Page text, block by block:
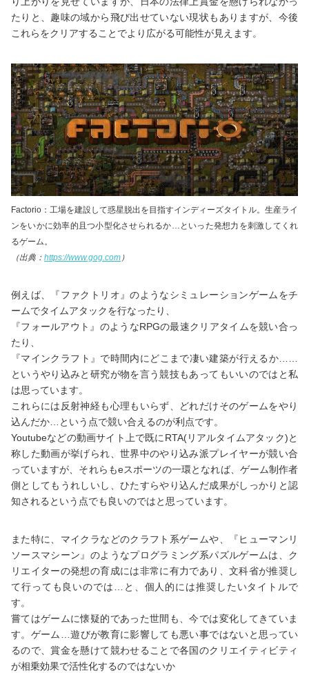
たりと、趣味の域から飛び出せていない現状もありますが、今後
これらをクリアすることでより広がる可能性が見えます。
Factorio：工場を建設して惑星脱出を目指すインディーズタイトル。生産ライ
ンをいかに効率的且つ小型化させられるか…といった発想力を刺激してくれ
るゲーム。
（出典： https://www.gog.com ）
例えば、『ファクトリオ』のようなシミュレーションゲームをチ
ームでタイムアタックを行なったり、
『フォールアウト』のようなRPGの最速クリアタイムを競い合っ
たり、
『マインクラフト』で時間内にどこまで凄い建築が行えるか……
というやり込みと研究が物を言う競技もあってもいいのではと私
は思っています。
これらには反射神経も心理もいらず、どれだけそのゲームをやり
込んだか…という点で競い合えるのが利点です。
Youtubeなどの動画サイト上で既にRTA(リアルタイムアタック)と
称した動画が挙げられ、世界中のやり込み派プレイヤーが競い合
っていますが、それらもeスポーツの一環となれば、ゲーム制作者
側としてもうれしいし、ひたすらやり込んだ成果がしっかりと認
知されるという点でも良いのではと思っています。
また特に、マイクラなどのクラフト系ゲームや、『ヒューマンリ
ソースマシーン』のようなプログラミング系パズルゲームは、ク
リエイターの発想の育成には非常に有力であり、文科省が推奨し
て行っても良いのでは…と、個人的には推奨したいタイトルで
す。
嘗てはゲームに懐疑的であった世間も、今では変化してきていま
す。ゲーム…遊びが教育に影響しても悪い事ではないと思ってい
るので、賞金を懸けて競わせることで各国のクリエイティビティ
が相乗効果で活性化するのではないか